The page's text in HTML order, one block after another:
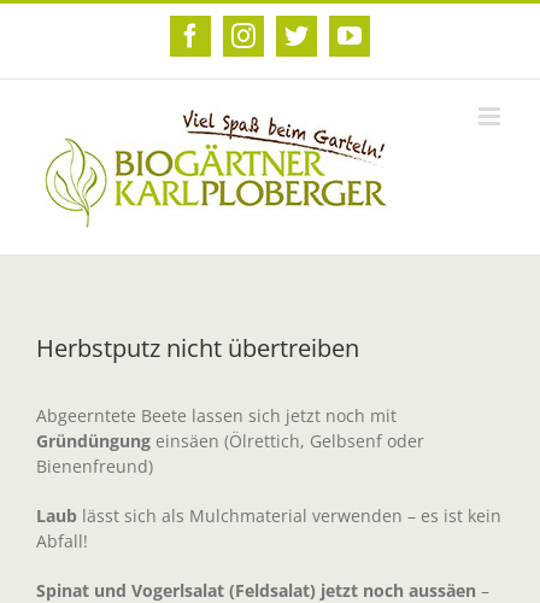
Zum
FacebookInstagram
TwitterYouTube
Herbstputz nicht übertreiben
Abgeerntete Beete lassen sich jetzt noch mit
Gründüngung einsäen (Ölrettich, Gelbsenf oder
Bienenfreund)
Laub lässt sich als Mulchmaterial verwenden – es ist kein
Abfall!
Spinat und Vogerlsalat (Feldsalat) jetzt noch aussäen –